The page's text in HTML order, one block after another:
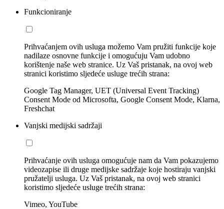
Funkcioniranje
Prihvaćanjem ovih usluga možemo Vam pružiti funkcije koje
nadilaze osnovne funkcije i omogućuju Vam udobno
korištenje naše web stranice. Uz Vaš pristanak, na ovoj web
stranici koristimo sljedeće usluge trećih strana:
Google Tag Manager, UET (Universal Event Tracking)
Consent Mode od Microsofta, Google Consent Mode, Klarna,
Freshchat
Vanjski medijski sadržaji
Prihvaćanje ovih usluga omogućuje nam da Vam pokazujemo
videozapise ili druge medijske sadržaje koje hostiraju vanjski
pružatelji usluga. Uz Vaš pristanak, na ovoj web stranici
koristimo sljedeće usluge trećih strana:
Vimeo, YouTube